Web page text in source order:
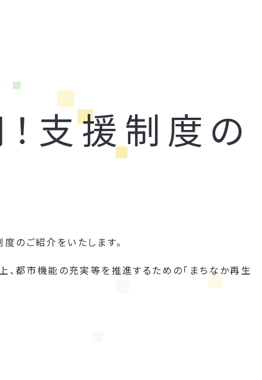
支援制度の
のご紹介をいたします。
、都市機能の充実等を推進するための「まちなか再生